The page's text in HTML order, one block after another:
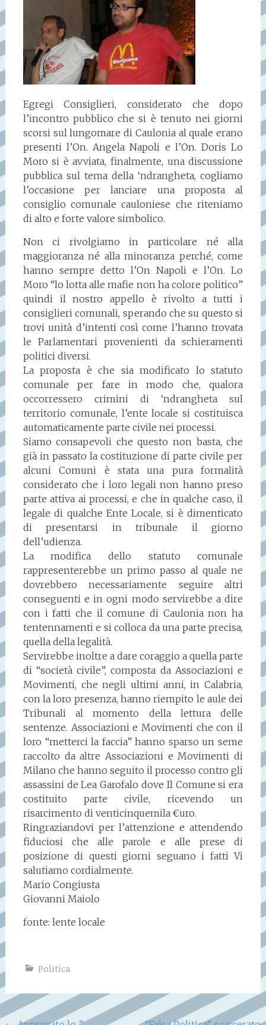
Egregi Consiglieri, considerato che dopo
l’incontro pubblico che si è tenuto nei giorni
scorsi sul lungomare di Caulonia al quale erano
presenti l’On. Angela Napoli e l’On. Doris Lo
Moro si è avviata, finalmente, una discussione
pubblica sul tema della ‘ndrangheta, cogliamo
l’occasione per lanciare una proposta al
consiglio comunale cauloniese che riteniamo
di alto e forte valore simbolico.
Non ci rivolgiamo in particolare né alla
maggioranza né alla minoranza perché, come
hanno sempre detto l’On Napoli e l’On. Lo
Moro “lo lotta alle mafie non ha colore politico”
quindi il nostro appello è rivolto a tutti i
consiglieri comunali, sperando che su questo si
trovi unità d’intenti così come l’hanno trovata
le Parlamentari provenienti da schieramenti
politici diversi.
La proposta è che sia modificato lo statuto
comunale per fare in modo che, qualora
occorressero crimini di ‘ndrangheta sul
territorio comunale, l’ente locale si costituisca
automaticamente parte civile nei processi.
Siamo consapevoli che questo non basta, che
già in passato la costituzione di parte civile per
alcuni Comuni è stata una pura formalità
considerato che i loro legali non hanno preso
parte attiva ai processi, e che in qualche caso, il
legale di qualche Ente Locale, si è dimenticato
di presentarsi in tribunale il giorno
dell’udienza.
La modifica dello statuto comunale
rappresenterebbe un primo passo al quale ne
dovrebbero necessariamente seguire altri
conseguenti e in ogni modo servirebbe a dire
con i fatti che il comune di Caulonia non ha
tentennamenti e si colloca da una parte precisa,
quella della legalità.
Servirebbe inoltre a dare coraggio a quella parte
di “società civile”, composta da Associazioni e
Movimenti, che negli ultimi anni, in Calabria,
con la loro presenza, hanno riempito le aule dei
Tribunali al momento della lettura delle
sentenze. Associazioni e Movimenti che con il
loro “metterci la faccia” hanno sparso un seme
raccolto da altre Associazioni e Movimenti di
Milano che hanno seguito il processo contro gli
assassini de Lea Garofalo dove Il Comune si era
costituito parte civile, ricevendo un
risarcimento di venticinquemila €uro.
Ringraziandovi per l’attenzione e attendendo
fiduciosi che alle parole e alle prese di
posizione di questi giorni seguano i fatti Vi
salutiamo cordialmente.
Mario Congiusta
Giovanni Maiolo
fonte: lente locale
Politica